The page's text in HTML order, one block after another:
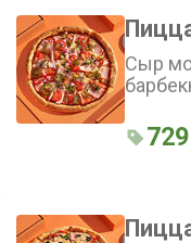
Сыр
(30 см)